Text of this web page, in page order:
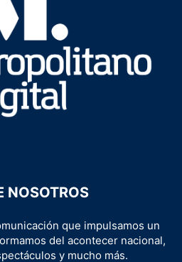
NOSOTROS
que impulsamos un
del acontecer nacional,
y mucho más.